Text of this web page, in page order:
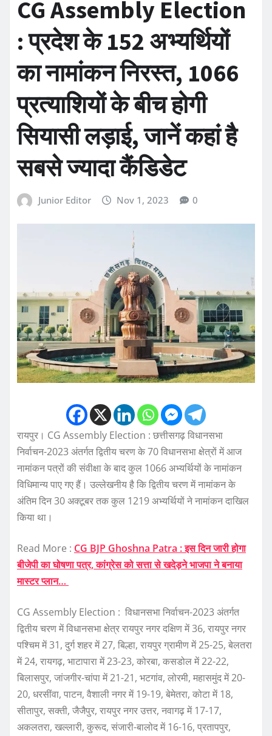
CG Assembly Election
: प्रदेश के 152 अभ्यर्थियों
का नामांकन निरस्त, 1066
प्रत्याशियों के बीच होगी
सियासी लड़ाई, जानें कहां है
सबसे ज्यादा कैंडिडेट
Junior Editor Nov 1, 2023 0
रायपुर। CG Assembly Election : छत्तीसगढ़ विधानसभा
निर्वाचन-2023 अंतर्गत द्वितीय चरण के 70 विधानसभा क्षेत्रों में आज
नामांकन पत्रों की संवीक्षा के बाद कुल 1066 अभ्यर्थियों के नामांकन
विधिमान्य पाए गए हैं। उल्लेखनीय है कि द्वितीय चरण में नामांकन के
अंतिम दिन 30 अक्टूबर तक कुल 1219 अभ्यर्थियों ने नामांकन दाखिल
किया था।
Read More : CG BJP Ghoshna Patra : इस दिन जारी होगा
बीजेपी का घोषणा पत्र, कांग्रेस को सत्ता से खदेड़ने भाजपा ने बनाया
मास्टर प्लान…
CG Assembly Election : विधानसभा निर्वाचन-2023 अंतर्गत
द्वितीय चरण में विधानसभा क्षेत्र रायपुर नगर दक्षिण में 36, रायपुर नगर
पश्चिम में 31, दुर्ग शहर में 27, बिल्हा, रायपुर ग्रामीण में 25-25, बेलतरा
में 24, रायगढ़, भाटापारा में 23-23, कोरबा, कसडोल में 22-22,
बिलासपुर, जांजगीर-चांपा में 21-21, भटगांव, लोरमी, महासमुंद में 20-
20, धरसींवा, पाटन, वैशाली नगर में 19-19, बेमेतरा, कोटा में 18,
सीतापुर, सक्ती, जैजैपुर, रायपुर नगर उत्तर, नवागढ़ में 17-17,
अकलतरा, खल्लारी, कुरूद, संजारी-बालोद में 16-16, प्रतापपुर,